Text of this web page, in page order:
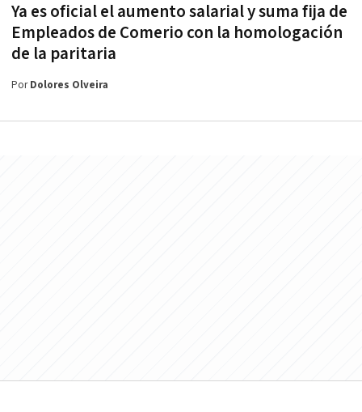
Ya es oficial el aumento salarial y suma fija de
Empleados de Comerio con la homologación
de la paritaria
PorDolores Olveira